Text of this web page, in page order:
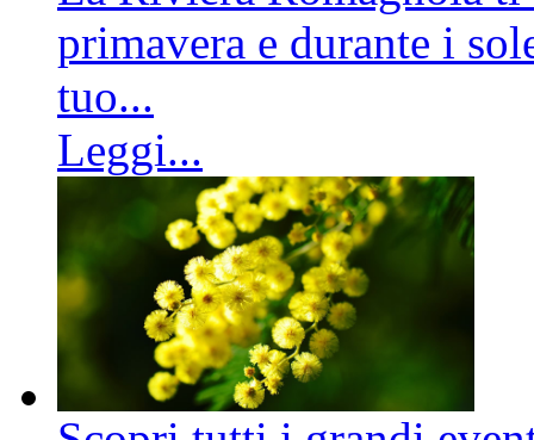
primavera e durante i
tuo...
Leggi...